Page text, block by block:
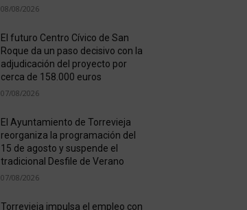
08/08/2026
El futuro Centro Cívico de San
Roque da un paso decisivo con la
adjudicación del proyecto por
cerca de 158.000 euros
07/08/2026
El Ayuntamiento de Torrevieja
reorganiza la programación del
15 de agosto y suspende el
tradicional Desfile de Verano
07/08/2026
Torrevieja impulsa el empleo con